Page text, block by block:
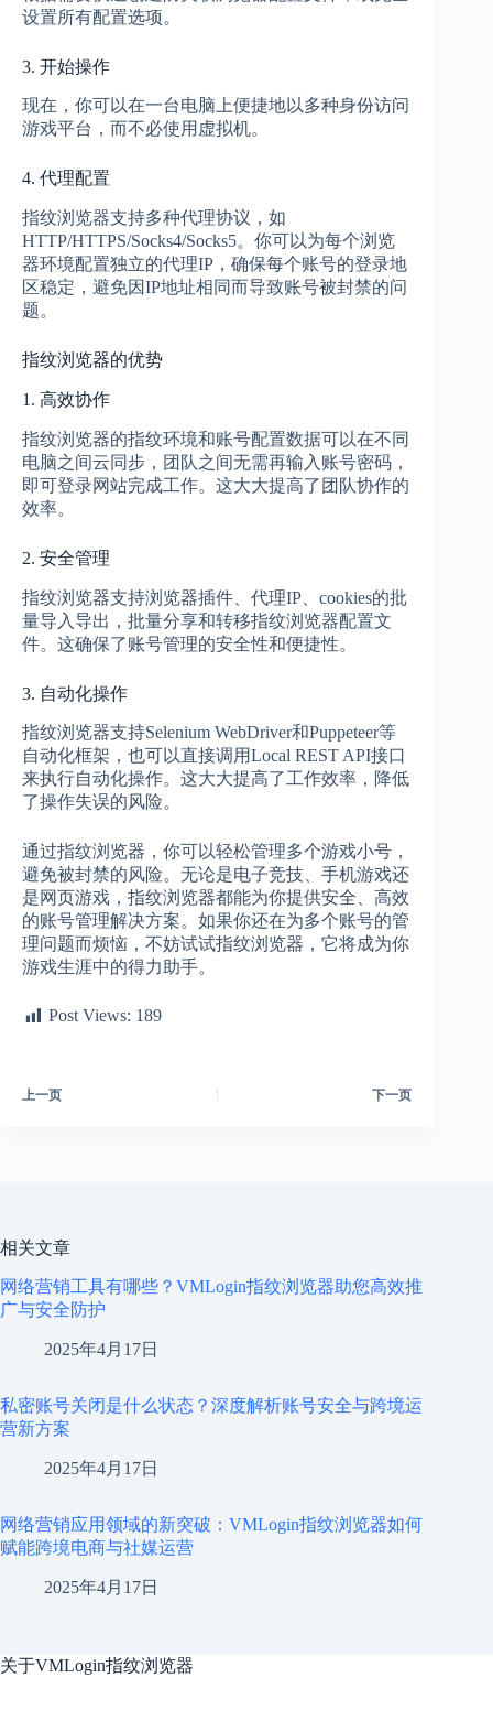
设置所有配置选项。
3. 开始操作
现在，你可以在一台电脑上便捷地以多种身份访问
游戏平台，而不必使用虚拟机。
4. 代理配置
指纹浏览器支持多种代理协议，如
HTTP/HTTPS/Socks4/Socks5。你可以为每个浏览
器环境配置独立的代理IP，确保每个账号的登录地
区稳定，避免因IP地址相同而导致账号被封禁的问
题。
指纹浏览器的优势
1. 高效协作
指纹浏览器的指纹环境和账号配置数据可以在不同
电脑之间云同步，团队之间无需再输入账号密码，
即可登录网站完成工作。这大大提高了团队协作的
效率。
2. 安全管理
指纹浏览器支持浏览器插件、代理IP、cookies的批
量导入导出，批量分享和转移指纹浏览器配置文
件。这确保了账号管理的安全性和便捷性。
3. 自动化操作
指纹浏览器支持Selenium WebDriver和Puppeteer等
自动化框架，也可以直接调用Local REST API接口
来执行自动化操作。这大大提高了工作效率，降低
了操作失误的风险。
通过指纹浏览器，你可以轻松管理多个游戏小号，
避免被封禁的风险。无论是电子竞技、手机游戏还
是网页游戏，指纹浏览器都能为你提供安全、高效
的账号管理解决方案。如果你还在为多个账号的管
理问题而烦恼，不妨试试指纹浏览器，它将成为你
游戏生涯中的得力助手。
Post Views: 189
上一页 下一页
相关文章
网络营销工具有哪些？VMLogin指纹浏览器助您高效推
广与安全防护
2025年4月17日
私密账号关闭是什么状态？深度解析账号安全与跨境运
营新方案
2025年4月17日
网络营销应用领域的新突破：VMLogin指纹浏览器如何
赋能跨境电商与社媒运营
2025年4月17日
关于VMLogin指纹浏览器